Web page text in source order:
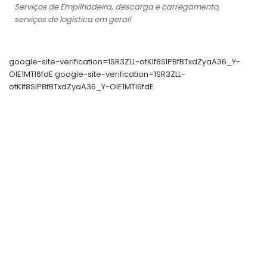
Serviços de Empilhadeira, descarga e carregamento,
serviços de logística em geral!
google-site-verification=1SR3ZLL-otKIf8SlPBfBTxdZyaA36_Y-
OIE1MTl6fdE google-site-verification=1SR3ZLL-
otKIf8SlPBfBTxdZyaA36_Y-OIE1MTl6fdE